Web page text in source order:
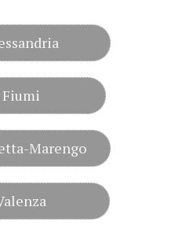
Fiumi
Marengo